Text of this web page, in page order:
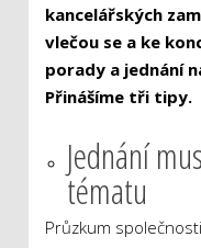
kancelářských
vlečou se a ke
porady a jednání
Přinášíme tři tipy.
Jednání
tématu
Průzkum